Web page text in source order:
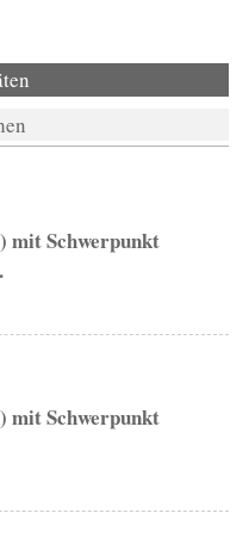
Schwerpunkt
Schwerpunkt